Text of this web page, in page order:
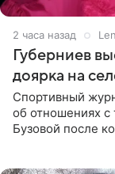
2 часа назад
Губерниев
доярка на
Спортивный
об отношениях
Бузовой после